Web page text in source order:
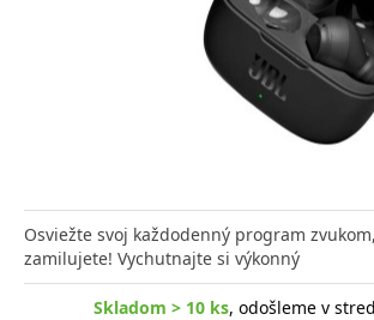
Osviežte svoj každodenný program
zamilujete! Vychutnajte si výkonný
Skladom > 10 ks, odošleme v